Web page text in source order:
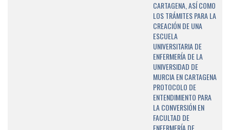
CARTAGENA, ASÍ COMO
LOS TRÁMITES PARA LA
CREACIÓN DE UNA
ESCUELA
UNIVERSITARIA DE
ENFERMERÍA DE LA
UNIVERSIDAD DE
MURCIA EN CARTAGENA
PROTOCOLO DE
ENTENDIMIENTO PARA
LA CONVERSIÓN EN
FACULTAD DE
ENFERMERÍA DE